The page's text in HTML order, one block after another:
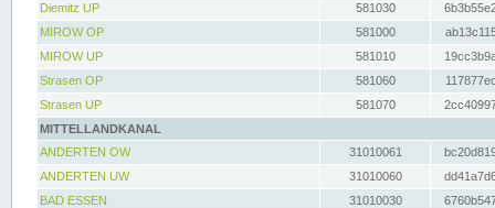
Diemitz UP
581030
MIROW OP
581000
MIROW UP
581010
Strasen OP
581060
Strasen UP
581070
MITTELLANDKANAL
ANDERTEN OW
31010061
ANDERTEN UW
31010060
BAD ESSEN
31010030